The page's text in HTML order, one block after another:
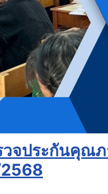
วจประกันคุณ
2568